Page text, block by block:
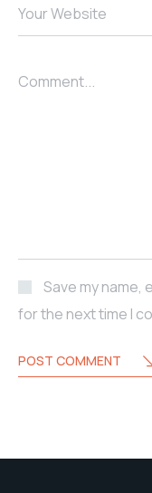
Your Website
Comment...
Save my name,
for the next time I
POST COMMENT